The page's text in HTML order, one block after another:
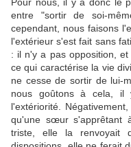
entre "sortir de soi-
cependant, nous faisons
l'extérieur s'est fait sans
: il n'y a pas opposition,
ce qui caractérise la vie
ne cesse de sortir de lui-
nous goûtons à cela, il
l'extériorité.
qu'une sœur s'apprêtant
triste, elle la renvoyait